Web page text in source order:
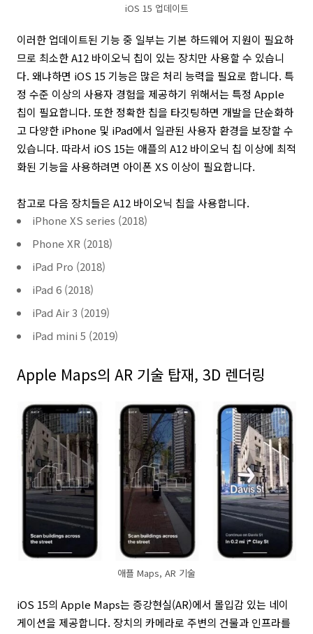
iOS 15 업데이트
이러한 업데이트된 기능 중 일부는 기본 하드웨어 지원이 필요하
므로 최소한 A12 바이오닉 칩이 있는 장치만 사용할 수 있습니
다. 왜냐하면 iOS 15 기능은 많은 처리 능력을 필요로 합니다. 특
정 수준 이상의 사용자 경험을 제공하기 위해서는 특정 Apple
칩이 필요합니다. 또한 정확한 칩을 타깃팅하면 개발을 단순화하
고 다양한 iPhone 및 iPad에서 일관된 사용자 환경을 보장할 수
있습니다. 따라서 iOS 15는 애플의 A12 바이오닉 칩 이상에 최적
화된 기능을 사용하려면 아이폰 XS 이상이 필요합니다.
참고로 다음 장치들은 A12 바이오닉 칩을 사용합니다.
iPhone XS series (2018)
Phone XR (2018)
iPad Pro (2018)
iPad 6 (2018)
iPad Air 3 (2019)
iPad mini 5 (2019)
Apple Maps의 AR 기술 탑재, 3D 렌더링
애플 Maps, AR 기술
iOS 15의 Apple Maps는 증강현실(AR)에서 몰입감 있는 네이
게이션을 제공합니다. 장치의 카메라로 주변의 건물과 인프라를